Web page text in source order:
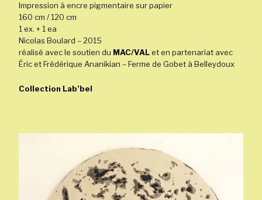
Impression à encre pigmentaire sur papier
160 cm / 120 cm
1 ex. + 1 ea
Nicolas Boulard – 2015
réalisé avec le soutien du MAC/VALet en partenariat avec
Éric et Frédérique Ananikian – Ferme de Gobet à Belleydoux
Collection Lab’bel